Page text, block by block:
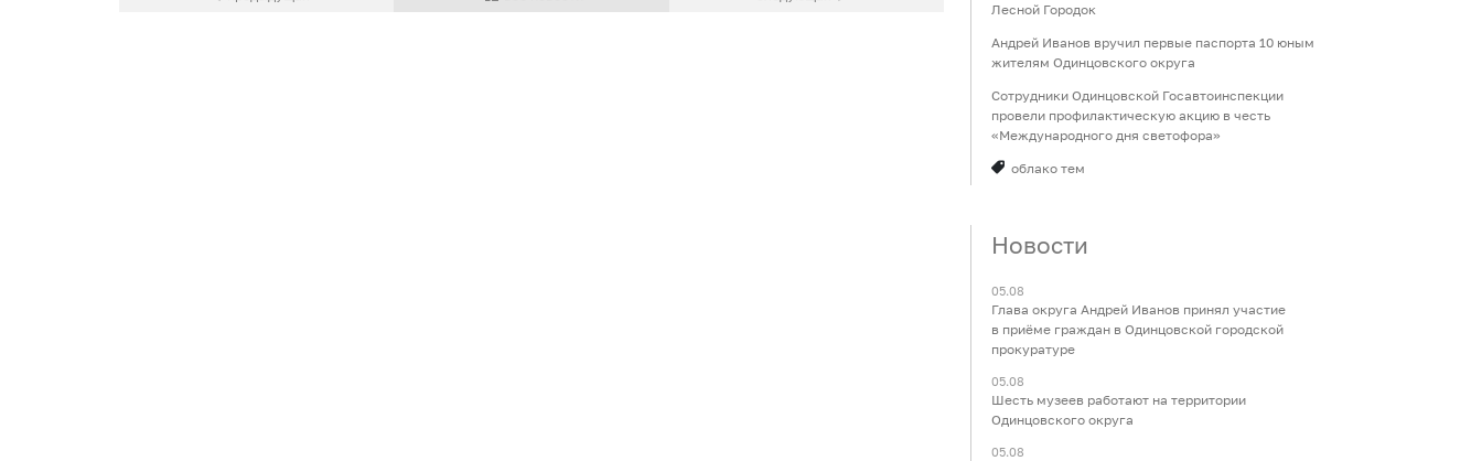
Лесной Городок
Андрей Иванов вручил первые паспорта 10 юным
жителям Одинцовского округа
Сотрудники Одинцовской Госавтоинспекции
провели профилактическую акцию в честь
«Международного дня светофора»
облако тем
Новости
05.08
Глава округа Андрей Иванов принял участие
в приёме граждан в Одинцовской городской
прокуратуре
05.08
Шесть музеев работают на территории
Одинцовского округа
05.08